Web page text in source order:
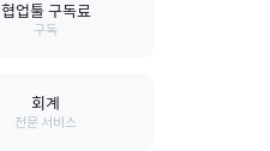
협업툴 구독료
구독
회계
전문 서비스